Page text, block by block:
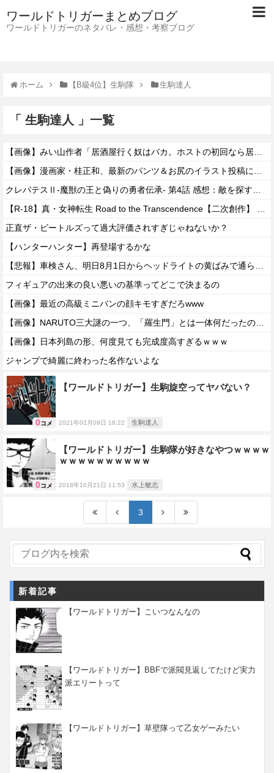
ワールドトリガーまとめブログ
ワールドトリガーのネタバレ・感想・考察ブログ
ホーム 【B級4位】生駒隊 生駒達人
「 生駒達人 」一覧
【画像】みい山作者「居酒屋行く奴はバカ。ホストの初回なら居酒屋より安く飲めてイケメンにチヤホヤされる」
【画像】漫画家・桂正和、最新のパンツ＆お尻のイラスト投稿にネット衝撃「この質感の出し方」「実写かと思いました」
クレバテスⅡ-魔獣の王と偽りの勇者伝承- 第4話 感想：敵を探すよりトアの書を餌に誘き出す作戦！
【R-18】真・女神転生 Road to the Transcendence【二次創作】 第２０話
正直ザ・ビートルズって過大評価されすぎじゃねないか？
【ハンターハンター】再登場するかな
【悲報】車検さん、明日8月1日からヘッドライトの黄ばみで通らなくなる模様…
フィギュアの出来の良い悪いの基準ってどこで決まるの
【画像】最近の高級ミニバンの顔キモすぎだろwww
【画像】NARUTO三大謎の一つ、「羅生門」とは一体何だったのか！？
【画像】日本列島の形、何度見ても完成度高すぎるｗｗｗ
ジャンプで綺麗に終わった名作ないよな
0コメ
【ワールドトリガー】生駒旋空ってヤバない？
2021年02月09日 18:22 生駒達人
0コメ
【ワールドトリガー】生駒隊が好きなやつｗｗｗｗ
ｗｗｗｗｗｗｗｗｗｗ
2018年10月21日 11:53 水上敏志
3
新着記事
【ワールドトリガー】こいつなんなの
【ワールドトリガー】BBFで派閥見返してたけど実力
派エリートって
【ワールドトリガー】草壁隊って乙女ゲーみたい